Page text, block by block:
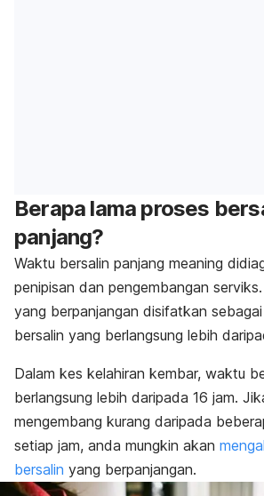
Berapa lama proses
panjang?
Waktu bersalin panjang meaning
penipisan dan pengembangan
yang berpanjangan disifatkan
bersalin yang berlangsung lebih
Dalam kes kelahiran kembar, waktu
berlangsung lebih daripada 16 jam.
mengembang kurang daripada
setiap jam, anda mungkin akan
bersalin yang berpanjangan.